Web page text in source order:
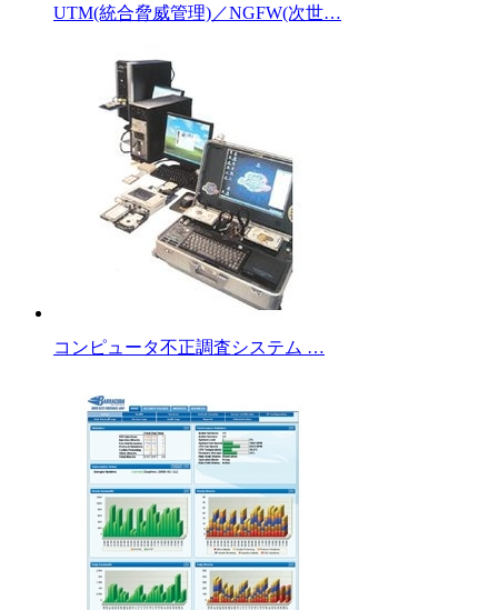
UTM(統合脅威管理)／NGFW(次世…
コンピュータ不正調査システム …